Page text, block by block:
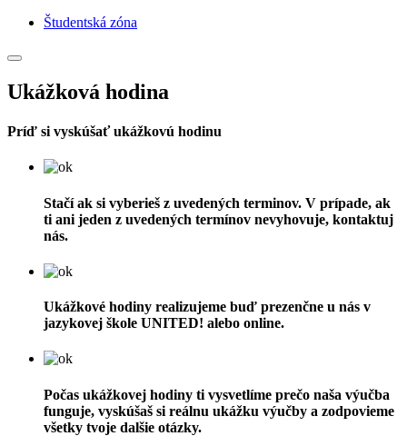
Študentská zóna
Ukážková hodina
Príď si vyskúšaťukážkovú hodinu
Stačí ak si vyberieš z uvedených terminov. V prípade, ak
ti ani jeden z uvedených termínov nevyhovuje, kontaktuj
nás.
Ukážkové hodiny realizujeme buď prezenčne u nás v
jazykovej škole UNITED! alebo online.
Počas ukážkovej hodiny ti vysvetlíme prečo naša výučba
funguje, vyskúšaš si reálnu ukážku výučby a zodpovieme
všetky tvoje dalšie otázky.